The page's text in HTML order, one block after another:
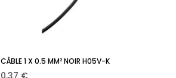
Ajouter au panier
CÂBLE 1 X 0.5 MM² NOIR H05V-K
Prix